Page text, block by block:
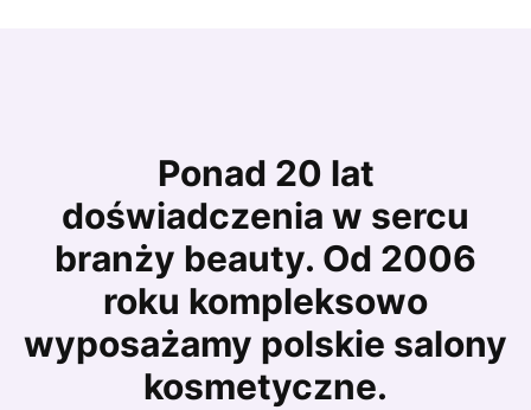
Ponad 20 lat
doświadczenia w sercu
branży beauty. Od 2006
roku kompleksowo
wyposażamy polskie salony
kosmetyczne.